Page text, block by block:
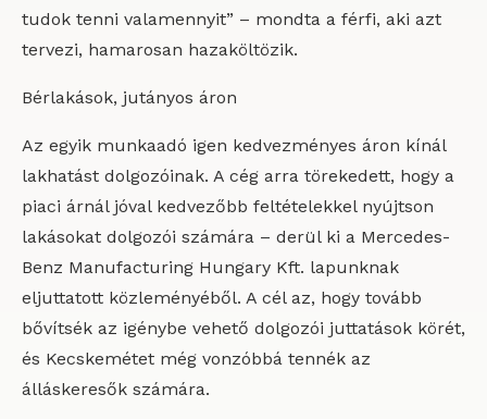
tudok tenni valamennyit” – mondta a férfi, aki azt
tervezi, hamarosan hazaköltözik.
Bérlakások, jutányos áron
Az egyik munkaadó igen kedvezményes áron kínál
lakhatást dolgozóinak. A cég arra törekedett, hogy a
piaci árnál jóval kedvezőbb feltételekkel nyújtson
lakásokat dolgozói számára – derül ki a Mercedes-
Benz Manufacturing Hungary Kft. lapunknak
eljuttatott közleményéből. A cél az, hogy tovább
bővítsék az igénybe vehető dolgozói juttatások körét,
és Kecskemétet még vonzóbbá tennék az
álláskeresők számára.